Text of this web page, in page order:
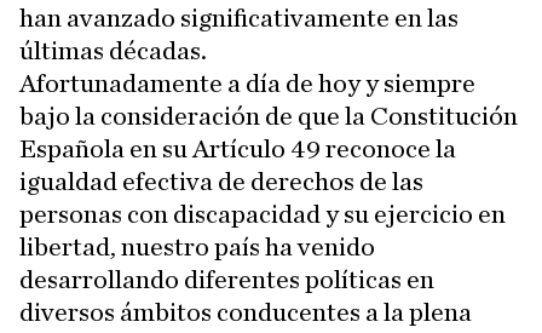
han avanzado significativamente en las
últimas décadas.
Afortunadamente a día de hoy y siempre
bajo la consideración de que la Constitución
Española en su Artículo 49 reconoce la
igualdad efectiva de derechos de las
personas con discapacidad y su ejercicio en
libertad, nuestro país ha venido
desarrollando diferentes políticas en
diversos ámbitos conducentes a la plena